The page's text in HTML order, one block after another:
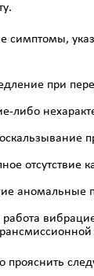
симптомы,
при
либо
отсутствие
аномальные
прояснить